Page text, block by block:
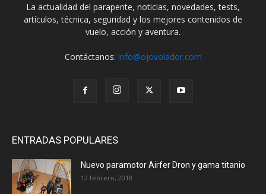
La actualidad del parapente, noticias, novedades, tests,
artículos, técnica, seguridad y los mejores contenidos de
vuelo, acción y aventura.
Contáctanos: info@ojovolador.com
ENTRADAS POPULARES
Nuevo paramotor Airfer Dron y gama titanio
12 febrero, 2018